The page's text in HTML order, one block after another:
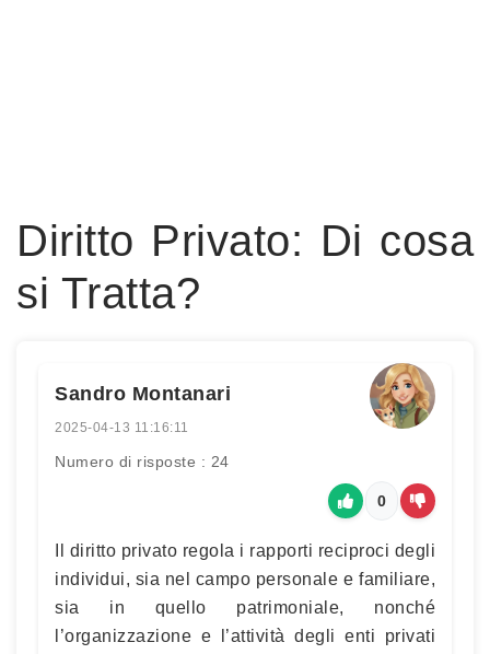
Diritto Privato: Di cosa
si Tratta?
Sandro Montanari
2025-04-13 11:16:11
Numero di risposte : 24
0
Il diritto privato regola i rapporti reciproci degli
individui, sia nel campo personale e familiare,
sia in quello patrimoniale, nonché
l’organizzazione e l’attività degli enti privati